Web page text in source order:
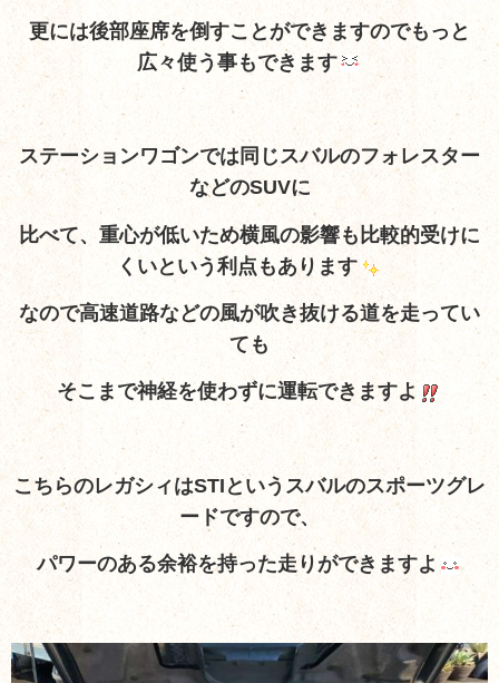
更には後部座席を倒すことができますのでもっと
広々使う事もできます
ステーションワゴンでは同じスバルのフォレスター
などのSUVに
比べて、重心が低いため横風の影響も比較的受けに
くいという利点もあります
なので高速道路などの風が吹き抜ける道を走ってい
ても
そこまで神経を使わずに運転できますよ
こちらのレガシィはSTIというスバルのスポーツグレ
ードですので、
パワーのある余裕を持った走りができますよ